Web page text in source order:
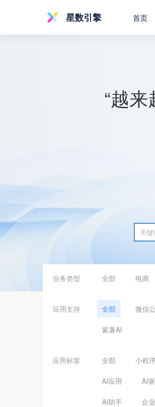
星数引擎 首页
“越
业务类型 全部 电商
应用支持 全部 微信
紫薯AI
应用标签 全部 小程
AI应用 AI
AI助手 企